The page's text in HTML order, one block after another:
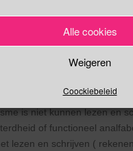
Alle cookies
Weigeren
Coockiebeleid
gevolgen heeft voor de
is niet kunnen lezen en
of functioneel
lezen en schrijven (